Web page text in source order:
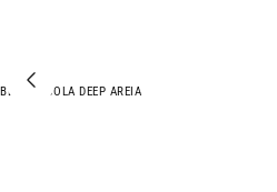
BLAZER GOLA DEEP AREIA